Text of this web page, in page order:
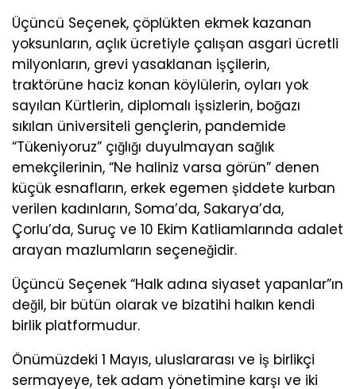
Üçüncü Seçenek, çöplükten ekmek kazanan
yoksunların, açlık ücretiyle çalışan asgari ücretli
milyonların, grevi yasaklanan işçilerin,
traktörüne haciz konan köylülerin, oyları yok
sayılan Kürtlerin, diplomalı işsizlerin, boğazı
sıkılan üniversiteli gençlerin, pandemide
“Tükeniyoruz” çığlığı duyulmayan sağlık
emekçilerinin, “Ne haliniz varsa görün” denen
küçük esnafların, erkek egemen şiddete kurban
verilen kadınların, Soma’da, Sakarya’da,
Çorlu’da, Suruç ve 10 Ekim Katliamlarında adalet
arayan mazlumların seçeneğidir.
Üçüncü Seçenek “Halk adına siyaset yapanlar”ın
değil, bir bütün olarak ve bizatihi halkın kendi
birlik platformudur.
Önümüzdeki 1 Mayıs, uluslararası ve iş birlikçi
sermayeye, tek adam yönetimine karşı ve iki